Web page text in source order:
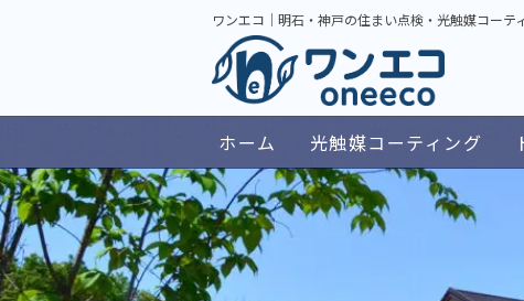
ワンエコ｜明石・神戸の住まい点検・光触媒コーテ
ホーム 光触媒コーティング